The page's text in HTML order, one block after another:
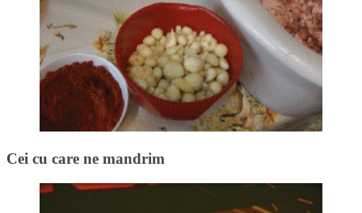
Cei cu care ne mandrim